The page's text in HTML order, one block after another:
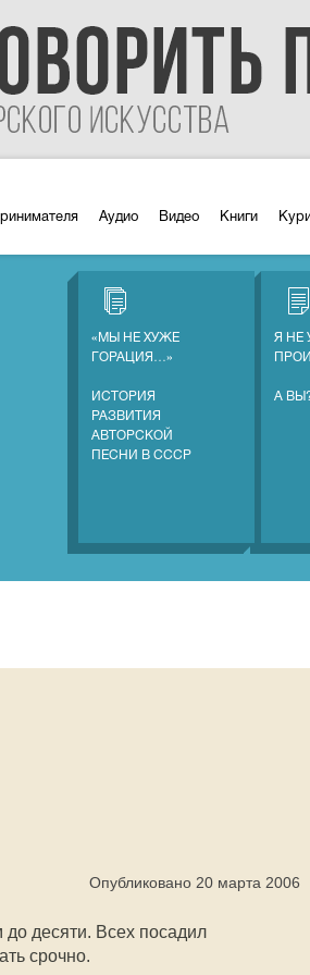
Аудио Видео Книги
«МЫ НЕ ХУЖЕ
ГОРАЦИЯ…»
ИСТОРИЯ
РАЗВИТИЯ
АВТОРСКОЙ
ПЕСНИ В СССР
Я НЕ
А
Опубликовано 20 марта 2006
десяти. Всех посадил
срочно.